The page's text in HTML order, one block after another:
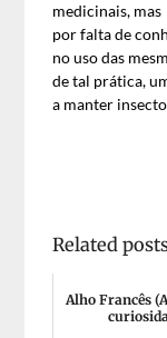
medicinais,
por falta de
no uso das
de tal prática,
a manter
Related
Alho Francês